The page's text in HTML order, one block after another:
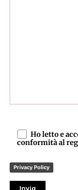
Ho letto e
conformità al
Privacy Policy